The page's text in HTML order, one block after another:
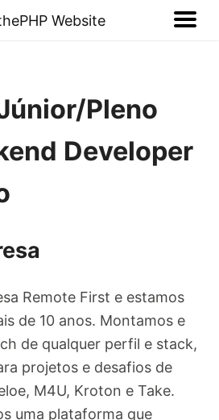
Website
Pleno
Developer
Remote First e estamos
de 10 anos. Montamos e
de qualquer perfil e stack,
projetos e desafios de
M4U, Kroton e Take.
uma plataforma que